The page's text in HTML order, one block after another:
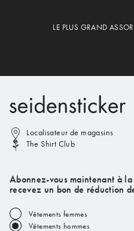
LE PLUS GRAND
Localisateur de magasins
The Shirt Club
Abonnez-vous maintenant à
recevez un bon de réduction
Vêtements femmes
Vêtements hommes